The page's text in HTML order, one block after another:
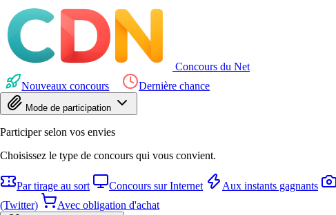
Concours du Net
Nouveaux concours
Dernière chance
Mode de participation
Participer selon vos envies
Choisissez le type de concours qui vous convient.
Par tirage au sort Concours sur Internet Aux instants gagnants
(Twitter)
Avec obligation d'achat